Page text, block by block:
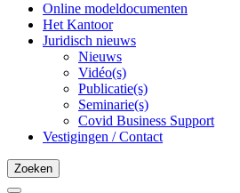
Online modeldocumenten
Het Kantoor
Juridisch nieuws
Nieuws
Vidéo(s)
Publicatie(s)
Seminarie(s)
Covid Business Support
Vestigingen / Contact
Zoeken